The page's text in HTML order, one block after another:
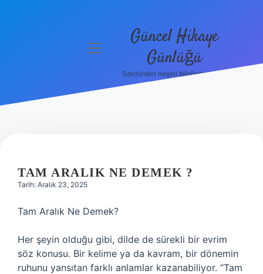
Hakkımızda
menüyü
Güncel Hikaye
Günlüğü
Sektörden neşeli bilgilerle tanış!
TAM ARALIK NE DEMEK ?
Tarih: Aralık 23, 2025
Tam Aralık Ne Demek?
Her şeyin olduğu gibi, dilde de sürekli bir evrim
söz konusu. Bir kelime ya da kavram, bir dönemin
ruhunu yansıtan farklı anlamlar kazanabiliyor. “Tam